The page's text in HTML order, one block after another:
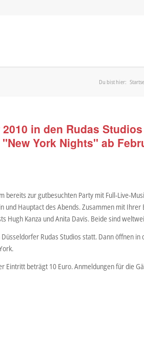
Du bist hier:
in den Rudas
York Nights" ab
bereits zur gutbesuchten Party mit Full-Live-
Hauptact des Abends. Zusammen mit Ihrer
Hugh Kanza und Anita Davis. Beide sind
Rudas Studios statt. Dann öffnen in
Eintritt beträgt 10 Euro. Anmeldungen für die